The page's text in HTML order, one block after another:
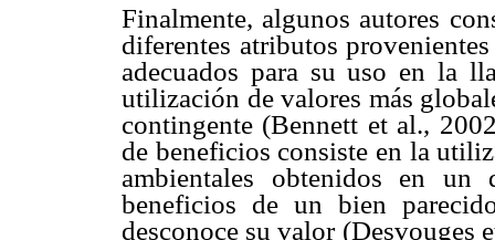
Finalmente, algunos autores
diferentes atributos
adecuados para su uso en la
utilización de valores más
contingente (Bennett et al.,
de beneficios consiste en la
ambientales obtenidos en un
beneficios de un bien
desconoce su valor (Desvouges